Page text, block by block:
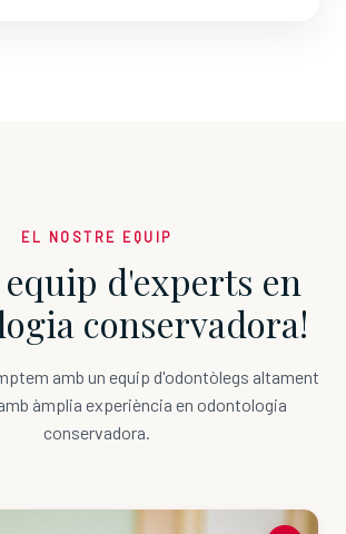
EL NOSTRE EQUIP
d'experts en
conservadora!
amb un equip d'odontòlegs altament
àmplia experiència en odontologia
conservadora.